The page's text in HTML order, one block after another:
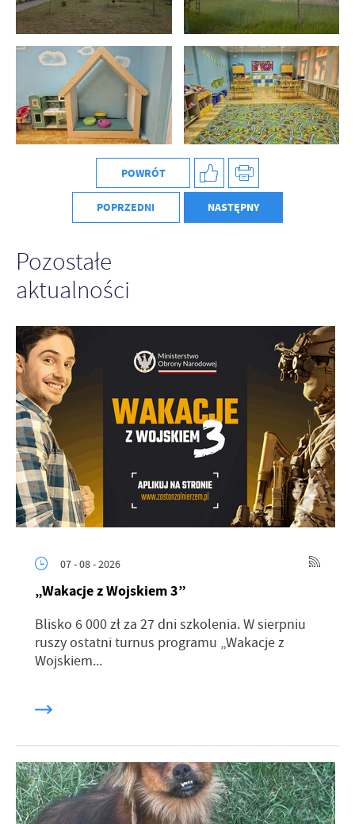
POWRÓT
POPRZEDNI NASTĘPNY
Pozostałe
aktualności
07 - 08 - 2026
„Wakacje z Wojskiem 3”
Blisko 6 000 zł za 27 dni szkolenia. W sierpniu
ruszy ostatni turnus programu „Wakacje z
Wojskiem...